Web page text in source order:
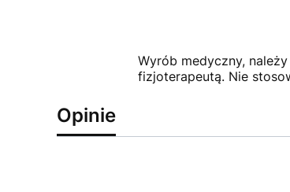
Wyrób medyczny,
fizjoterapeutą. Nie
Opinie